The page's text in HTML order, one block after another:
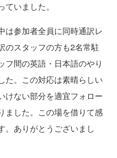
いました。
参加者全員に同時通訳レ
のスタッフの方も2名常駐
フ間の英語・日本語のやり
た。この対応は素晴らしい
けない部分を適宜フォロー
ました。この場を借りて感
。ありがとうございまし